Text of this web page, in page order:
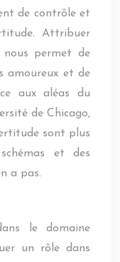
de contrôle et
Attribuer
permet de
amoureux et de
aux aléas du
de Chicago,
sont plus
et des
a pas.
le domaine
un rôle dans